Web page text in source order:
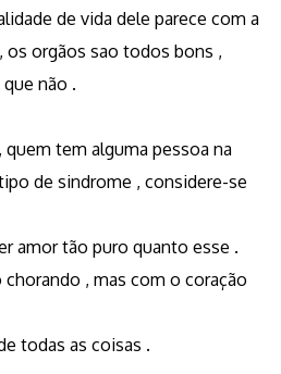
de vida dele parece com a
os orgãos sao todos bons ,
não .
tem alguma pessoa na
de sindrome , considere-se
amor tão puro quanto esse .
, mas com o coração
todas as coisas .